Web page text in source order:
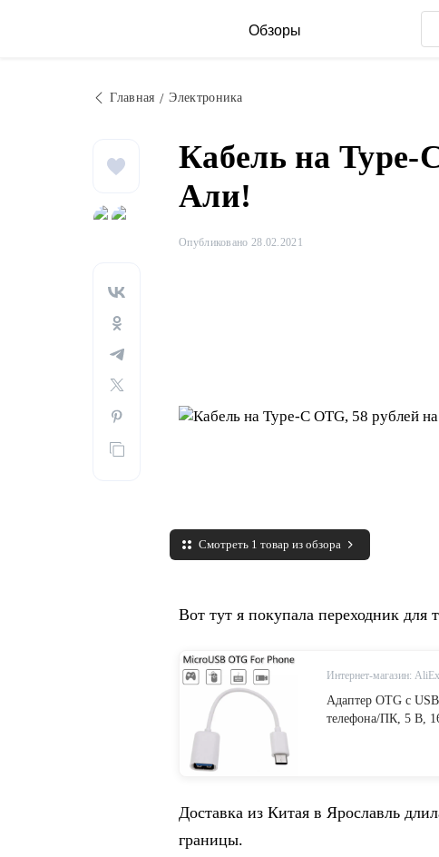
Обзоры
Главная Электроника
Кабель на Type-
Али!
Опубликовано 28.02.2021
Смотреть 1 товар из обзора
Вот тут я покупала переходник для
Интернет-магазин:
Адаптер OTG с
телефона/ПК, 5 В,
Доставка из Китая в Ярославль
границы.